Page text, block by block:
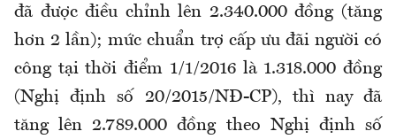
đã được điều chỉnh lên 2.340.000 đồng (tăng
hơn 2 lần); mức chuẩn trợ cấp ưu đãi người có
công tại thời điểm 1/1/2016 là 1.318.000 đồng
(Nghị định số 20/2015/NĐ-CP), thì nay đã
tăng lên 2.789.000 đồng theo Nghị định số